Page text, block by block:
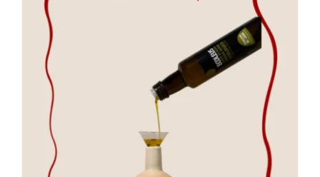
Produktseite
gewählt
werden